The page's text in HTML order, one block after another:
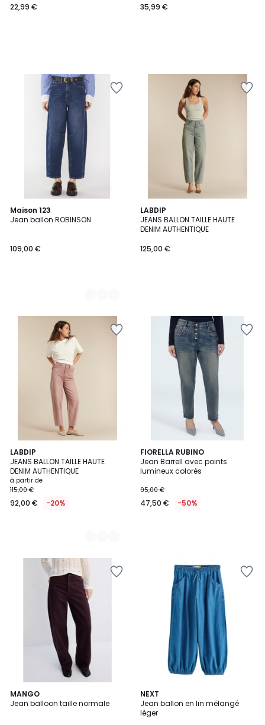
22,99 € 35,99 €
Maison 123
Jean ballon ROBINSON
109,00 €
2
Couleurs
LABDIP
JEANS BALLON TAILLE HAUTE
DENIM AUTHENTIQUE
125,00 €
LABDIP
JEANS BALLON TAILLE HAUTE
DENIM AUTHENTIQUE
à partir de
115,00 €
92,00 € -20%
3
Couleurs
FIORELLA RUBINO
Jean Barrell avec points
lumineux colorés
95,00 €
47,50 € -50%
MANGO
Jean balloon taille normale
NEXT
Jean ballon en lin mélangé
léger